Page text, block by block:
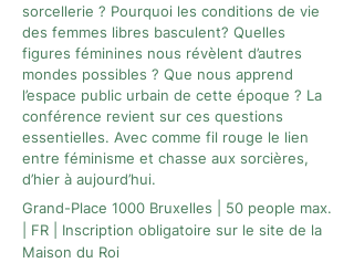
sorcellerie ? Pourquoi les conditions de vie
des femmes libres basculent? Quelles
figures féminines nous révèlent d’autres
mondes possibles ? Que nous apprend
l’espace public urbain de cette époque ? La
conférence revient sur ces questions
essentielles. Avec comme fil rouge le lien
entre féminisme et chasse aux sorcières,
d’hier à aujourd’hui.
Grand-Place 1000 Bruxelles | 50 people max.
| FR | Inscription obligatoire sur le site de la
Maison du Roi